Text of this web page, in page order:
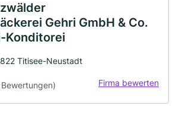
Gehri GmbH & Co.
Konditorei
Titisee-Neustadt
Firma bewerten